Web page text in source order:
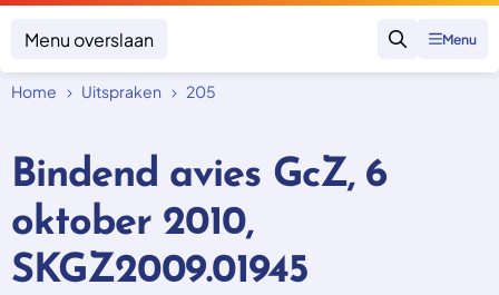
Menu overslaan
Zoeken
Menu
Onderwerpen
Zorgverzekering afsluiten
Vergoeding van zorg
Zorg in het buitenland
Focus en impact
Uitspraken
Home Uitspraken 205
Bindend avies GcZ, 6
oktober 2010,
SKGZ2009.01945